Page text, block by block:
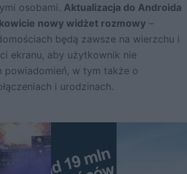
osobami. Aktualizacja do Androida
nowy widżet rozmowy –
będą zawsze na wierzchu i
ekranu, aby użytkownik nie
powiadomień, w tym także o
i urodzinach.